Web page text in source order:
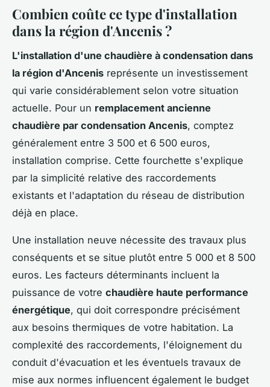
Combien coûte ce type d'installation
dans la région d'Ancenis ?
L'installation d'une chaudière à condensation dans
la région d'Ancenis représente un investissement
qui varie considérablement selon votre situation
actuelle. Pour un remplacement ancienne
chaudière par condensation Ancenis, comptez
généralement entre 3 500 et 6 500 euros,
installation comprise. Cette fourchette s'explique
par la simplicité relative des raccordements
existants et l'adaptation du réseau de distribution
déjà en place.
Une installation neuve nécessite des travaux plus
conséquents et se situe plutôt entre 5 000 et 8 500
euros. Les facteurs déterminants incluent la
puissance de votre chaudière haute performance
énergétique, qui doit correspondre précisément
aux besoins thermiques de votre habitation. La
complexité des raccordements, l'éloignement du
conduit d'évacuation et les éventuels travaux de
mise aux normes influencent également le budget